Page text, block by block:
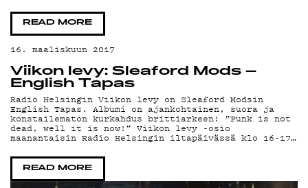
READ MORE
16. maaliskuun 2017
Viikon levy: Sleaford Mods –
English Tapas
Radio Helsingin Viikon levy on Sleaford Modsin
English Tapas. Albumi on ajankohtainen, suora ja
konstailematon kurkahdus brittiarkeen! ”Punk is not
dead, well it is now!” Viikon levy -osio
maanantaisin Radio Helsingin iltapäivässä klo 16-17…
READ MORE